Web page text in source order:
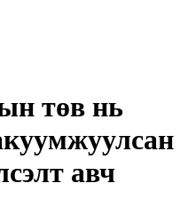
төв нь
авч